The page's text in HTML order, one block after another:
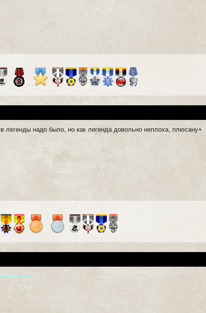
в легенды надо было, но как легенда довольно неплоха, плюсану+
++++++++